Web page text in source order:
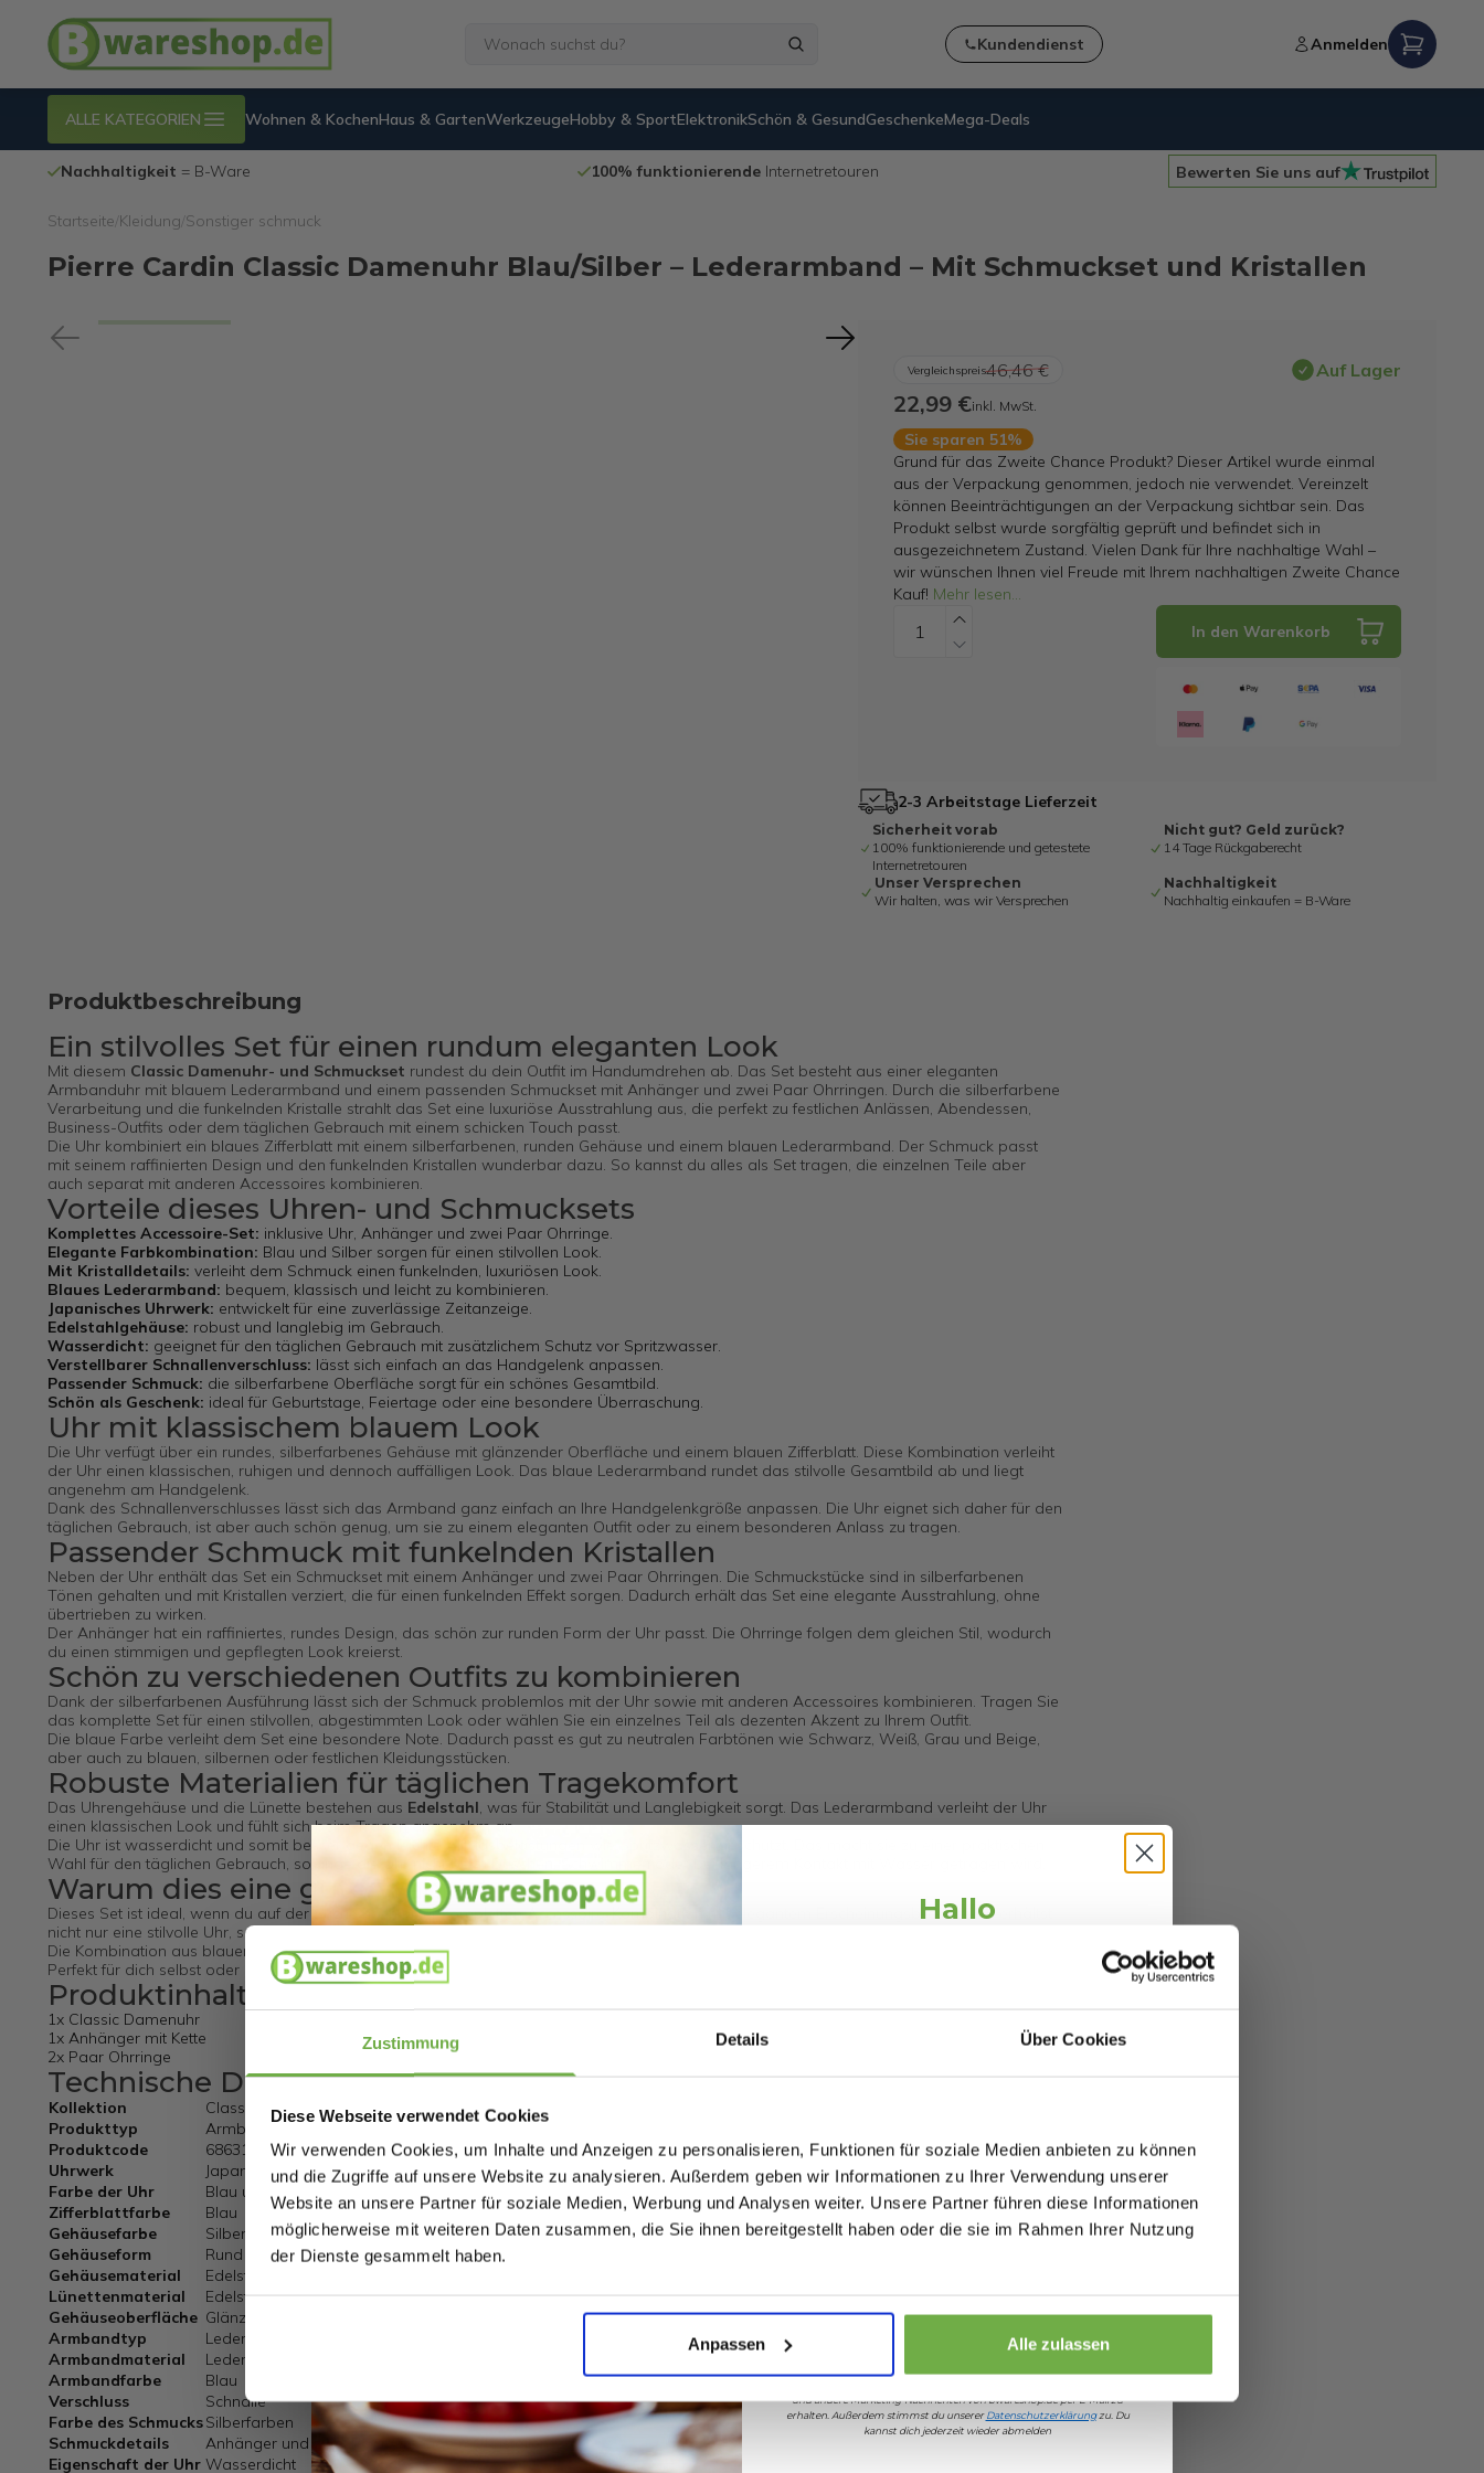
Zustimmung Details Über Cookies
Diese Webseite verwendet Cookies
Wir verwenden Cookies, um Inhalte und Anzeigen zu personalisieren, Funktionen für soziale Medien anbieten zu können
und die Zugriffe auf unsere Website zu analysieren. Außerdem geben wir Informationen zu Ihrer Verwendung unserer
Website an unsere Partner für soziale Medien, Werbung und Analysen weiter. Unsere Partner führen diese Informationen
möglicherweise mit weiteren Daten zusammen, die Sie ihnen bereitgestellt haben oder die sie im Rahmen Ihrer Nutzung
der Dienste gesammelt haben.
Anpassen Alle zulassen
Kundendienst Anmelden
ALLE KATEGORIEN Wohnen & KochenHaus & GartenWerkzeugeHobby & SportElektronikSchön & GesundGeschenkeMega-Deals
100% funktionierende 14 TageRückgaberecht Kostenloser Versand
Bewerten Sie uns auf
Startseite Kleidung Sonstiger schmuck
Pierre Cardin Classic Damenuhr Blau/Silber – Lederarmband – Mit Schmuckset und Kristallen
Vergleichspreis46,46 € Auf Lager
22,99 €inkl. MwSt.
Sie sparen 51%
Grund für das Zweite Chance Produkt? Dieser Artikel wurde einmal
aus der Verpackung genommen, jedoch nie verwendet. Vereinzelt
können Beeinträchtigungen an der Verpackung sichtbar sein. Das
Produkt selbst wurde sorgfältig geprüft und befindet sich in
ausgezeichnetem Zustand. Vielen Dank für Ihre nachhaltige Wahl –
wir wünschen Ihnen viel Freude mit Ihrem nachhaltigen Zweite Chance
Kauf! Mehr lesen...
In den Warenkorb
2-3 Arbeitstage Lieferzeit
Sicherheit vorab
100% funktionierende und getestete
Internetretouren
Nicht gut? Geld zurück?
14 Tage Rückgaberecht
Unser Versprechen
Wir halten, was wir Versprechen
Nachhaltigkeit
Nachhaltig einkaufen = B-Ware
Produktbeschreibung
Ein stilvolles Set für einen rundum eleganten Look
Mit diesem Classic Damenuhr- und Schmuckset rundest du dein Outfit im Handumdrehen ab. Das Set besteht aus einer eleganten
Armbanduhr mit blauem Lederarmband und einem passenden Schmuckset mit Anhänger und zwei Paar Ohrringen. Durch die silberfarbene
Verarbeitung und die funkelnden Kristalle strahlt das Set eine luxuriöse Ausstrahlung aus, die perfekt zu festlichen Anlässen, Abendessen,
Business-Outfits oder dem täglichen Gebrauch mit einem schicken Touch passt.
Die Uhr kombiniert ein blaues Zifferblatt mit einem silberfarbenen, runden Gehäuse und einem blauen Lederarmband. Der Schmuck passt
mit seinem raffinierten Design und den funkelnden Kristallen wunderbar dazu. So kannst du alles als Set tragen, die einzelnen Teile aber
auch separat mit anderen Accessoires kombinieren.
Vorteile dieses Uhren- und Schmucksets
Komplettes Accessoire-Set: inklusive Uhr, Anhänger und zwei Paar Ohrringe.
Elegante Farbkombination: Blau und Silber sorgen für einen stilvollen Look.
Mit Kristalldetails: verleiht dem Schmuck einen funkelnden, luxuriösen Look.
Blaues Lederarmband: bequem, klassisch und leicht zu kombinieren.
Japanisches Uhrwerk: entwickelt für eine zuverlässige Zeitanzeige.
Edelstahlgehäuse: robust und langlebig im Gebrauch.
Wasserdicht: geeignet für den täglichen Gebrauch mit zusätzlichem Schutz vor Spritzwasser.
Verstellbarer Schnallenverschluss: lässt sich einfach an das Handgelenk anpassen.
Passender Schmuck: die silberfarbene Oberfläche sorgt für ein schönes Gesamtbild.
Schön als Geschenk: ideal für Geburtstage, Feiertage oder eine besondere Überraschung.
Uhr mit klassischem blauem Look
Die Uhr verfügt über ein rundes, silberfarbenes Gehäuse mit glänzender Oberfläche und einem blauen Zifferblatt. Diese Kombination verleiht
der Uhr einen klassischen, ruhigen und dennoch auffälligen Look. Das blaue Lederarmband rundet das stilvolle Gesamtbild ab und liegt
angenehm am Handgelenk.
Dank des Schnallenverschlusses lässt sich das Armband ganz einfach an Ihre Handgelenkgröße anpassen. Die Uhr eignet sich daher für den
täglichen Gebrauch, ist aber auch schön genug, um sie zu einem eleganten Outfit oder zu einem besonderen Anlass zu tragen.
Passender Schmuck mit funkelnden Kristallen
Neben der Uhr enthält das Set ein Schmuckset mit einem Anhänger und zwei Paar Ohrringen. Die Schmuckstücke sind in silberfarbenen
Tönen gehalten und mit Kristallen verziert, die für einen funkelnden Effekt sorgen. Dadurch erhält das Set eine elegante Ausstrahlung, ohne
übertrieben zu wirken.
Der Anhänger hat ein raffiniertes, rundes Design, das schön zur runden Form der Uhr passt. Die Ohrringe folgen dem gleichen Stil, wodurch
du einen stimmigen und gepflegten Look kreierst.
Schön zu verschiedenen Outfits zu kombinieren
Dank der silberfarbenen Ausführung lässt sich der Schmuck problemlos mit der Uhr sowie mit anderen Accessoires kombinieren. Tragen Sie
das komplette Set für einen stilvollen, abgestimmten Look oder wählen Sie ein einzelnes Teil als dezenten Akzent zu Ihrem Outfit.
Die blaue Farbe verleiht dem Set eine besondere Note. Dadurch passt es gut zu neutralen Farbtönen wie Schwarz, Weiß, Grau und Beige,
aber auch zu blauen, silbernen oder festlichen Kleidungsstücken.
Robuste Materialien für täglichen Tragekomfort
Das Uhrengehäuse und die Lünette bestehen aus Edelstahl, was für Stabilität und Langlebigkeit sorgt. Das Lederarmband verleiht der Uhr
einen klassischen Look und fühlt sich beim Tragen angenehm an.
Die Uhr ist wasserdicht und somit besser gegen leichte Alltagsbelastungen wie Spritzwasser geschützt. Das macht sie zu einer praktischen
Wahl für den täglichen Gebrauch, solange die Uhr nicht beim Duschen, Schwimmen oder bei längerem Kontakt mit Wasser getragen wird.
Warum dies eine gute Wahl ist
Dieses Set ist ideal, wenn du auf der Suche nach einer kompletten Accessoire-Kombination mit elegantem Erscheinungsbild bist. Du erhältst
nicht nur eine stilvolle Uhr, sondern auch passenden Schmuck, mit dem du deinen Look sofort abrunden kannst.
Die Kombination aus blauen Akzenten, silberfarbenen Details, Kristallen und einem klassischen Design macht das Set vielseitig und schick.
Perfekt für dich selbst oder als Geschenk für jemanden, der stilvolle Accessoires liebt.
Produktinhalt
1x Classic Damenuhr
1x Anhänger mit Kette
2x Paar Ohrringe
Technische Daten
Kollektion
Classic
Produkttyp
Armbanduhr mit Schmuckset
Produktcode
6863119
Uhrwerk
Japanisch
Farbe der Uhr
Blau und Silber
Zifferblattfarbe
Blau
Gehäusefarbe
Silber
Gehäuseform
Rund
Gehäusematerial
Edelstahl
Lünettenmaterial
Edelstahl
Gehäuseoberfläche Glänzend
Armbandtyp
Lederarmband
Armbandmaterial
Leder
Armbandfarbe
Blau
Verschluss
Schnalle
Farbe des SchmucksSilberfarben
Schmuckdetails
Anhänger und zwei Paar Ohrringe mit Kristallen
Eigenschaft der Uhr Wasserdicht
Hallo
Schnäppchenjäger 👋
Willkommensrabatt.
Rabatten bis zu 70%.
Sicher dir 5 € Rabatt
und andere Marketing-Nachrichten vonbwareshop.deper E-Mail zu
erhalten. Außerdem stimmst du unsererDatenschutzerklärungzu. Du
kannst dich jederzeit wieder abmelden